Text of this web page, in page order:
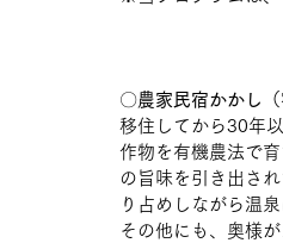
〇農家民宿かかし
移住してから30年
作物を有機農法で
の旨味を引き出さ
り占めしながら温泉
その他にも、奥様